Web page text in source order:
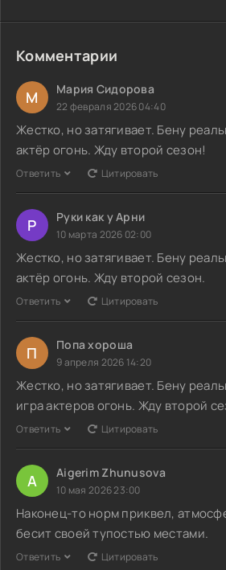
Комментарии
М Мария Сидорова
22 февраля 2026 04:40
Жестко, но затягивает. Бену
актёр огонь. Жду второй сезон!
Ответить Цитировать
Р Руки как у Арни
10 марта 2026 02:00
Жестко, но затягивает. Бену
актёр огонь. Жду второй сезон.
Ответить Цитировать
П Попа хороша
9 апреля 2026 14:20
Жестко, но затягивает. Бену
игра актеров огонь. Жду второй
Ответить Цитировать
A Aigerim Zhunusova
10 мая 2026 23:00
Наконец-то норм приквел,
бесит своей тупостью местами.
Ответить Цитировать